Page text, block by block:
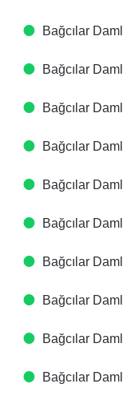
Bağcılar
Bağcılar
Bağcılar
Bağcılar
Bağcılar
Bağcılar
Bağcılar
Bağcılar
Bağcılar
Bağcılar